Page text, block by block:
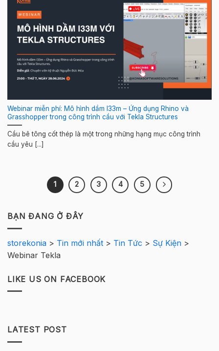
Webinar miễn phí: Mô hình dầm I33m – Ứng dụng Rhino và
Grasshopper trong công trình cầu với Tekla Structures
Cầu bê tông cốt thép là một trong những hạng mục công trình
cầu yêu [...]
1 2 3 4 5
BẠN ĐANG Ở ĐÂY
storekonia > Tin mới nhất > Tin Tức > Sự Kiện >
Webinar Tekla
LIKE US ON FACEBOOK
LATEST POST